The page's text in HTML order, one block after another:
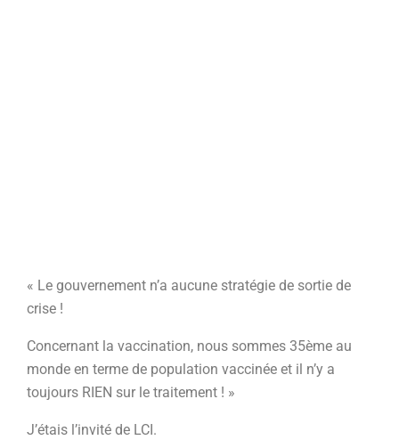
« Le gouvernement n’a aucune stratégie de sortie de
crise !
Concernant la vaccination, nous sommes 35ème au
monde en terme de population vaccinée et il n’y a
toujours RIEN sur le traitement ! »
J’étais l’invité de LCI.